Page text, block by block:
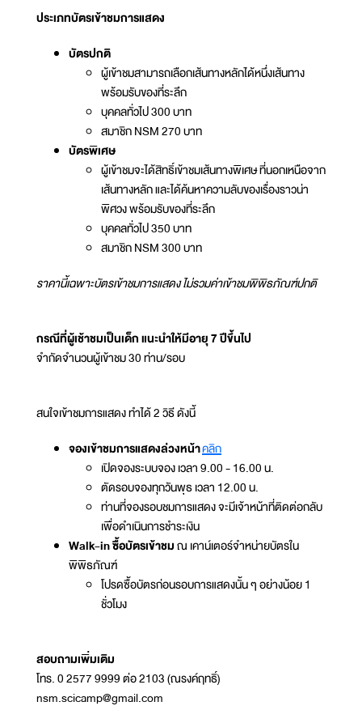
ประเภทบัตรเข้าชมการแสดง
บัตรปกติ
ผู้เข้าชมสามารถเลือกเส้นทางหลักได้หนึ่งเส้นทาง
พร้อมรับของที่ระลึก
บุคคลทั่วไป 300 บาท
สมาชิก NSM 270 บาท
บัตรพิเศษ
ผู้เข้าชมจะได้สิทธิ์เข้าชมเส้นทางพิเศษ ที่นอกเหนือจาก
เส้นทางหลัก และได้ค้นหาความลับของเรื่องราวน่า
พิศวง พร้อมรับของที่ระลึก
บุคคลทั่วไป 350 บาท
สมาชิก NSM 300 บาท
ราคานี้เฉพาะบัตรเข้าชมการแสดง ไม่รวมค่าเข้าชมพิพิธภัณฑ์ปกติ
กรณีที่ผู้เช้าชมเป็นเด็ก แนะนำให้มีอายุ 7 ปีขึ้นไป
จำกัดจำนวนผู้เข้าชม 30 ท่าน/รอบ
สนใจเข้าชมการแสดง ทำได้ 2 วิธี ดังนี้
จองเข้าชมการแสดงล่วงหน้าคลิก
เปิดจองระบบจอง เวลา 9.00 - 16.00 น.
ตัดรอบจองทุกวันพุธ เวลา 12.00 น.
ท่านที่จองรอบชมการแสดง จะมีเจ้าหน้าที่ติดต่อกลับ
เพื่อดำเนินการชำระเงิน
Walk-in ซื้อบัตรเข้าชมณ เคาน์เตอร์จำหน่ายบัตรใน
พิพิธภัณฑ์
โปรดซื้อบัตรก่อนรอบการแสดงนั้น ๆ อย่างน้อย 1
ชั่วโมง
สอบถามเพิ่มเติม
โทร. 0 2577 9999 ต่อ 2103 (ณรงค์ฤทธิ์)
nsm.scicamp@gmail.com